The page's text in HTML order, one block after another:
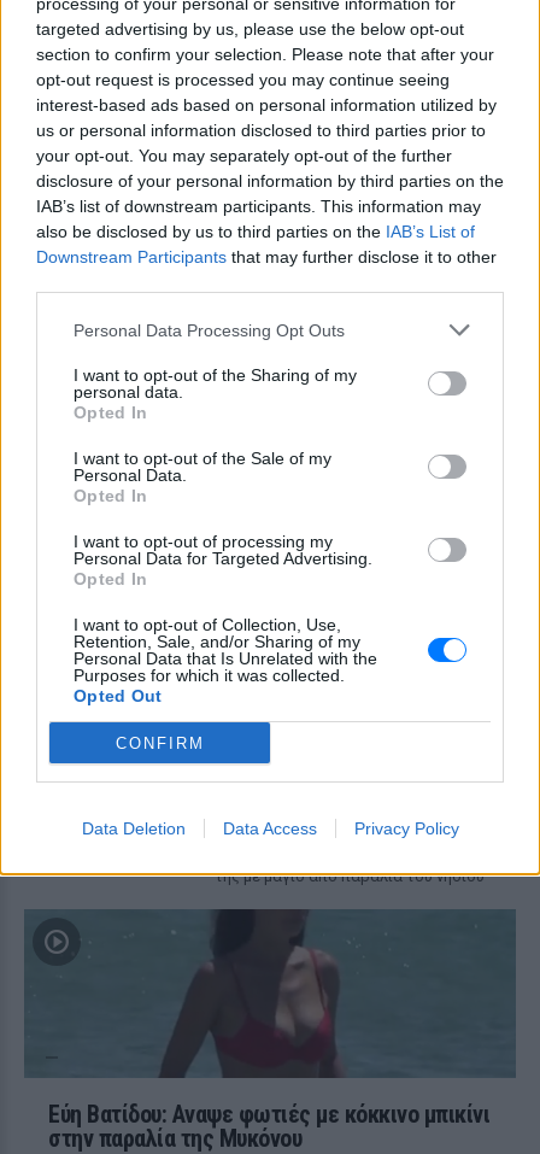
targeted advertising by us, please use the below opt-out
section to confirm your selection. Please note that after your
opt-out request is processed you may continue seeing
interest-based ads based on personal information utilized by
us or personal information disclosed to third parties prior to
your opt-out. You may separately opt-out of the further
disclosure of your personal information by third parties on the
IAB’s list of downstream participants. This information may
also be disclosed by us to third parties on the IAB’s List of
Downstream Participants that may further disclose it to other
Personal Data Processing Opt Outs
I want to opt-out of the Sharing of my
personal data.
Opted In
I want to opt-out of the Sale of my
Personal Data.
Opted In
I want to opt-out of processing my
Personal Data for Targeted Advertising.
Opted In
I want to opt-out of Collection, Use,
Retention, Sale, and/or Sharing of my
Personal Data that Is Unrelated with the
Purposes for which it was collected.
Opted Out
CONFIRM
Data Deletion Data Access Privacy Policy
ΔΕΙΤΕ ΕΠΙΣΗΣ
ΣΤΗΝ ΙΔΙΑ ΚΑΤΗΓΟΡΙΑ
Οι συναυλίες επιτέλους
βγάζουν φτηνά εισιτήρια ‑
Ποιοι καλλιτέχνες κατέβασαν
τις τιμές
ΠΡΙΝ 5 ΏΡΕΣ
Ο διάσημος κιθαρίστας απο τον
της η Αση Μπήλιου ‑ Πώς τη
βάφτισαν
Το πραγματικό της όνομα δεν είναι Αση:
Η απίστευτη ιστορία πίσω από την
απόφαση της Ασης Μπήλιου που
ελάχιστοι γνώριζαν
Το απογευματινό μπάνιο της
Η τέλεια ώρα, γράφει από τη
ΧΤΕΣ
της με μαγιό από παραλία του νησιού
Εύη Βατίδου: Αναψε φωτιές με κόκκινο μπικίνι
στην παραλία της Μυκόνου